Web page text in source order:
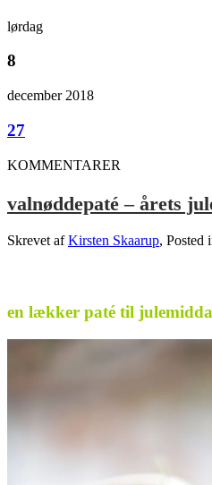
lørdag
8
december 2018
27
KOMMENTARER
valnøddepaté – årets
Skrevet afKirsten Skaarup, Posted
en lækker paté til